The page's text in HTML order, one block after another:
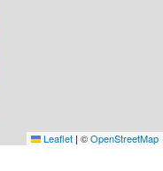
Leaflet | ©OpenStreetMap